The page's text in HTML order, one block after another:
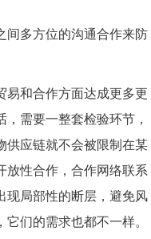
间多方位的沟通合作来防
易和合作方面达成更多更
需要一整套检验环节，
供应链就不会被限制在某
放性合作，合作网络联系
现局部性的断层，避免风
们的需求也都不一样。